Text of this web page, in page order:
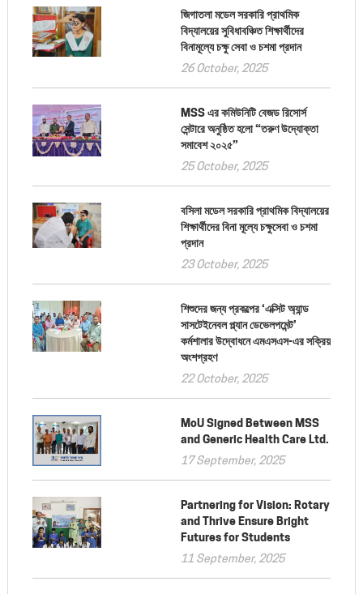
জিগাতলা মডেল সরকারি প্রাথমিক
বিদ্যালয়ের সুবিধাবঞ্চিত শিক্ষার্থীদের
বিনামূল্যে চক্ষু সেবা ও চশমা প্রদান
26 October, 2025
MSS এর কমিউনিটি বেজড রিসোর্স
সেন্টারে অনুষ্ঠিত হলো “তরুণ উদ্যোক্তা
সমাবেশ ২০২৫”
25 October, 2025
বসিলা মডেল সরকারি প্রাথমিক বিদ্যালয়ের
শিক্ষার্থীদের বিনা মূল্যে চক্ষুসেবা ও চশমা
প্রদান
23 October, 2025
শিশুদের জন্য প্রকল্পের ‘এক্সিট অ্যান্ড
সাসটেইনেবল প্ল্যান ডেভেলপমেন্ট’
কর্মশালার উদ্বোধনে এমএসএস-এর সক্রিয়
অংশগ্রহণ
22 October, 2025
MoU Signed Between MSS
and Generic Health Care Ltd.
17 September, 2025
Partnering for Vision: Rotary
and Thrive Ensure Bright
Futures for Students
11 September, 2025